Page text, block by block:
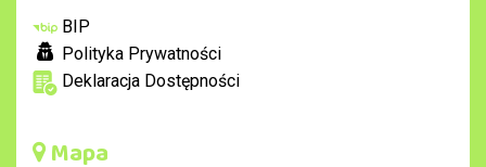
BIP
Polityka Prywatności
Deklaracja Dostępności
Mapa